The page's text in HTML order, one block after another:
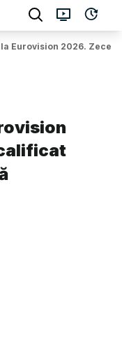
Eurovision 2026. Zece